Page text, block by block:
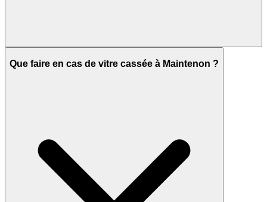
Que faire en cas de vitre cassée à Maintenon ?